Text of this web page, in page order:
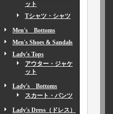
ット
Tシャツ・シャツ
Men's Bottoms
Men's Shoes & Sandals
Lady's Tops
アウター・ジャケ
ット
Lady's Bottoms
スカート・パンツ
Lady's Dress（ドレス）